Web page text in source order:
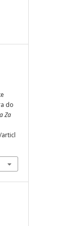
do
Za